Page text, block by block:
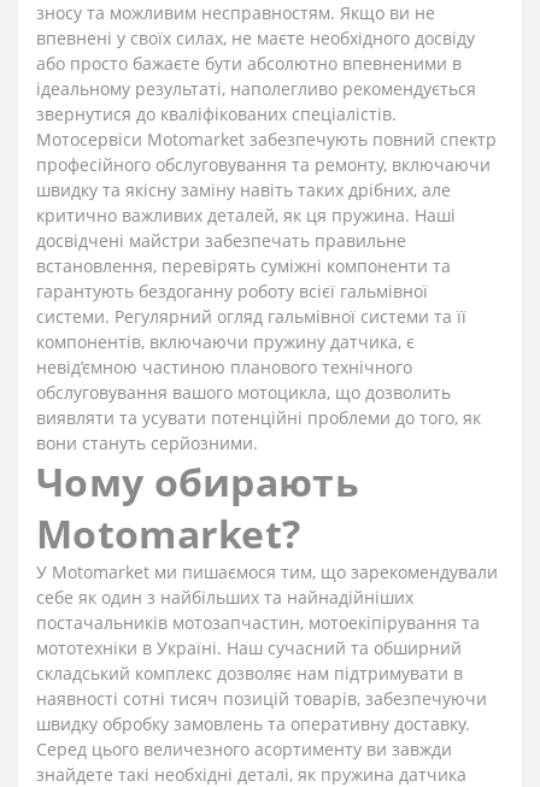
зносу та можливим несправностям. Якщо ви не
впевнені у своїх силах, не маєте необхідного досвіду
або просто бажаєте бути абсолютно впевненими в
ідеальному результаті, наполегливо рекомендується
звернутися до кваліфікованих спеціалістів.
Мотосервіси Motomarket забезпечують повний спектр
професійного обслуговування та ремонту, включаючи
швидку та якісну заміну навіть таких дрібних, але
критично важливих деталей, як ця пружина. Наші
досвідчені майстри забезпечать правильне
встановлення, перевірять суміжні компоненти та
гарантують бездоганну роботу всієї гальмівної
системи. Регулярний огляд гальмівної системи та її
компонентів, включаючи пружину датчика, є
невід’ємною частиною планового технічного
обслуговування вашого мотоцикла, що дозволить
виявляти та усувати потенційні проблеми до того, як
вони стануть серйозними.
Чому обирають
Motomarket?
У Motomarket ми пишаємося тим, що зарекомендували
себе як один з найбільших та найнадійніших
постачальників мотозапчастин, мотоекіпірування та
мототехніки в Україні. Наш сучасний та обширний
складський комплекс дозволяє нам підтримувати в
наявності сотні тисяч позицій товарів, забезпечуючи
швидку обробку замовлень та оперативну доставку.
Серед цього величезного асортименту ви завжди
знайдете такі необхідні деталі, як пружина датчика